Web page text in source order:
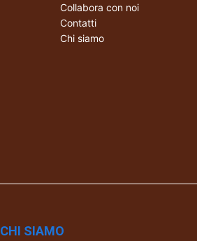
Collabora con noi
Contatti
Chi siamo
CHI SIAMO